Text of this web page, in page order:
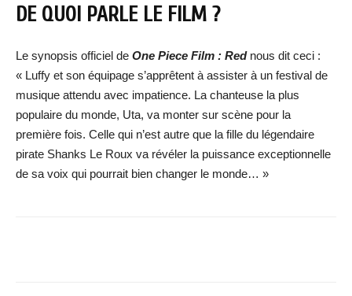
DE QUOI PARLE LE FILM ?
Le synopsis officiel de One Piece Film : Rednous dit ceci :
« Luffy et son équipage s’apprêtent à assister à un festival de
musique attendu avec impatience. La chanteuse la plus
populaire du monde, Uta, va monter sur scène pour la
première fois. Celle qui n’est autre que la fille du légendaire
pirate Shanks Le Roux va révéler la puissance exceptionnelle
de sa voix qui pourrait bien changer le monde… »